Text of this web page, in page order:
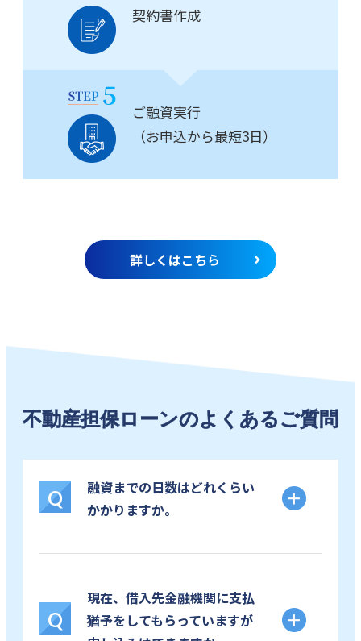
契約書作成
ご融資実行
（お申込から最短3日）
詳しくはこちら
不動産担保ローンのよくあるご質問
Q
融資までの日数はどれくらい
かかりますか。
Q
現在、借入先金融機関に支払
猶予をしてもらっていますが